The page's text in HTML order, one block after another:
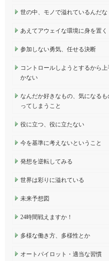
世の中、モノで溢れているんだな
あえてアウェイな環境に身を置く
参加しない勇気、任せる決断
コントロールしようとするから上
かない
なんだか好きなもの、気になるも
ってしまうこと
役に立つ、役に立たない
今を基準に考えないということ
発想を逆転してみる
世界は彩りに溢れている
未来予想図
24時間戦えますか！
多様な働き方、多様性とか
オートパイロット・適当な習慣